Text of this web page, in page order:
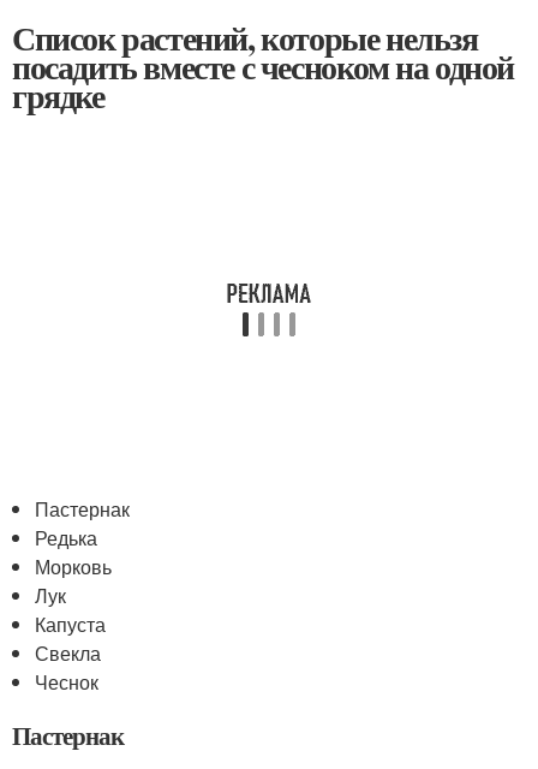
Список растений, которые нельзя
посадить вместе с чесноком на одной
грядке
Пастернак
Редька
Морковь
Лук
Капуста
Свекла
Чеснок
Пастернак